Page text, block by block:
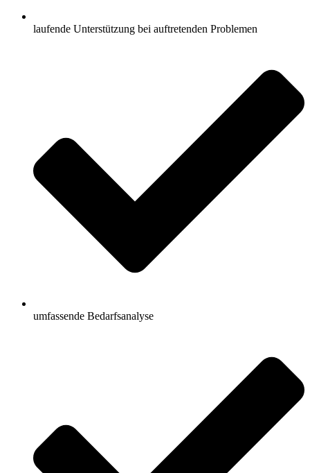
laufende Unterstützung bei auftretenden Problemen
umfassende Bedarfsanalyse